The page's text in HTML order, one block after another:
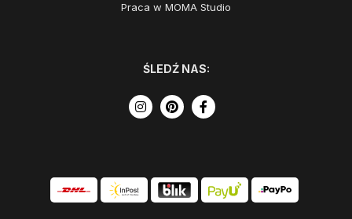
Praca w MOMA Studio
ŚLEDŹ NAS: